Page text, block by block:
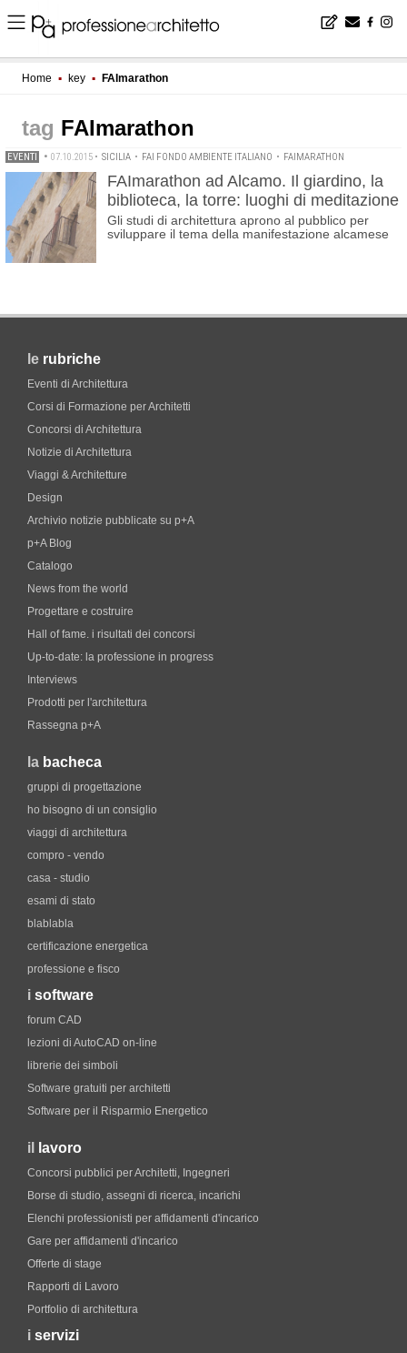
Home ▪ key ▪ FAImarathon
FAImarathon
EVENTI • 07.10.2015 • SICILIA • FAI FONDO AMBIENTE ITALIANO • FAIMARATHON
FAImarathon ad Alcamo. Il giardino, la
biblioteca, la torre: luoghi di meditazione
Gli studi di architettura aprono al pubblico per
sviluppare il tema della manifestazione alcamese
le rubriche
Eventi di Architettura
Corsi di Formazione per Architetti
Concorsi di Architettura
Notizie di Architettura
Viaggi & Architetture
Design
Archivio notizie pubblicate su p+A
p+A Blog
Catalogo
News from the world
Progettare e costruire
Hall of fame. i risultati dei concorsi
Up-to-date: la professione in progress
Interviews
Prodotti per l'architettura
Rassegna p+A
la bacheca
gruppi di progettazione
ho bisogno di un consiglio
viaggi di architettura
compro - vendo
casa - studio
esami di stato
blablabla
certificazione energetica
professione e fisco
i software
forum CAD
lezioni di AutoCAD on-line
librerie dei simboli
Software gratuiti per architetti
Software per il Risparmio Energetico
il lavoro
Concorsi pubblici per Architetti, Ingegneri
Borse di studio, assegni di ricerca, incarichi
Elenchi professionisti per affidamenti d'incarico
Gare per affidamenti d'incarico
Offerte di stage
Rapporti di Lavoro
Portfolio di architettura
i servizi